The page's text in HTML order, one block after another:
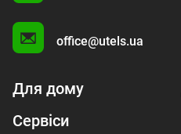
office@utels.ua
Для дому
Сервіси